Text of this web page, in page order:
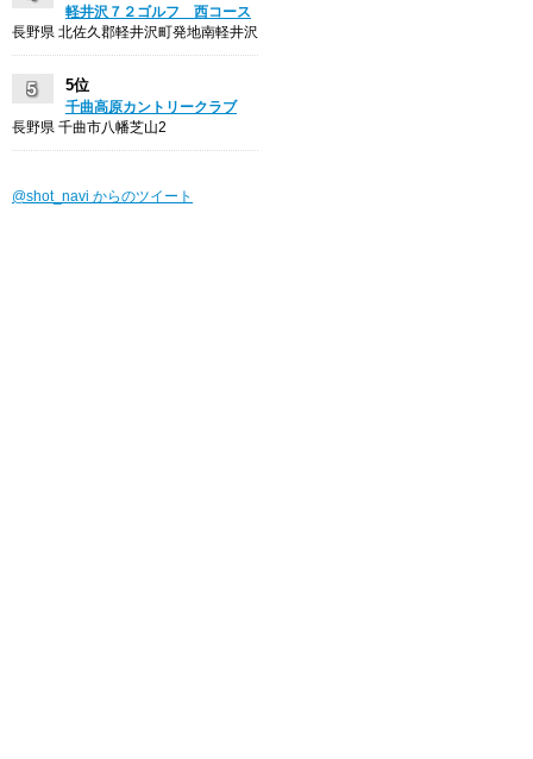
軽井沢７２ゴルフ 西コース
長野県 北佐久郡軽井沢町発地南軽井沢
5位
千曲高原カントリークラブ
長野県 千曲市八幡芝山2
@shot_navi からのツイート